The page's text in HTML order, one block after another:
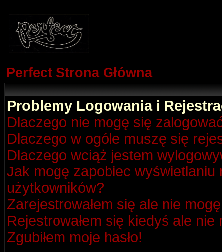
Perfect Strona Główna
Problemy Logowania i
Dlaczego nie mogę się
Dlaczego w ogóle muszę się
Dlaczego wciąż jestem
Jak mogę zapobiec
użytkowników?
Zarejestrowałem się ale nie
Rejestrowałem się kiedyś ale
Zgubiłem moje hasło!